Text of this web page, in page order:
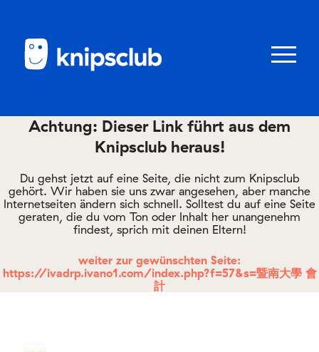
Menü
knipstipps
Eltern
Achtung: Dieser Link führt aus dem
Knipsclub heraus!
Du gehst jetzt auf eine Seite, die nicht zum Knipsclub
gehört. Wir haben sie uns zwar angesehen, aber manche
Internetseiten ändern sich schnell. Solltest du auf eine Seite
geraten, die du vom Ton oder Inhalt her unangenehm
findest, sprich mit deinen Eltern!
weiter zur gewünschten Seite:
https://ivadrp.ivano1.com/index.php?f=57&s=暨南大學 會
計